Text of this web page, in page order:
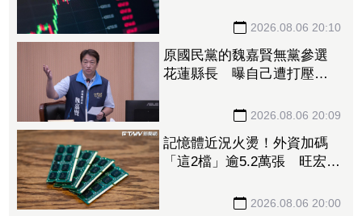
2026.08.06 20:10
原國民黨的魏嘉賢無黨參選
花蓮縣長 曝自己遭打壓當
2026.08.06 20:09
記憶體近況火燙！外資加碼
「這2檔」逾5.2萬張 旺宏獲
2026.08.06 20:00